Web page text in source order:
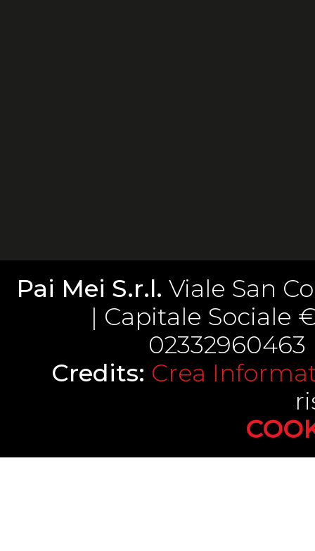
Pai Mei S.r.l. Viale San
| Capitale Sociale
02332960463
Credits: Crea